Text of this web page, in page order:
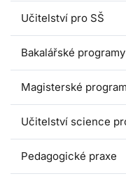
Učitelství pro SŠ
Bakalářské programy
Magisterské
Učitelství science
Pedagogické praxe